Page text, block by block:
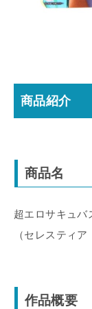
商品紹介
商品名
超エロサキュバ
（セレスティア
作品概要